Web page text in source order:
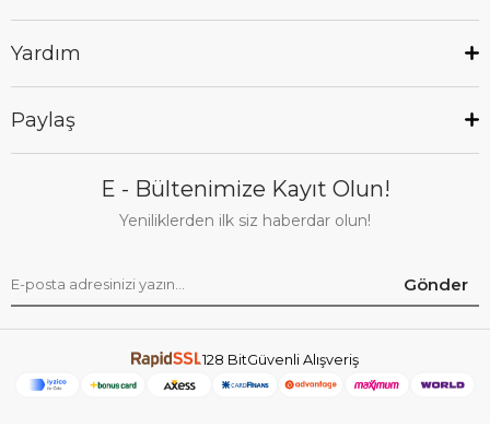
Yardım
Paylaş
E - Bültenimize Kayıt Olun!
Yeniliklerden ilk siz haberdar olun!
Gönder
128 BitGüvenli Alışveriş